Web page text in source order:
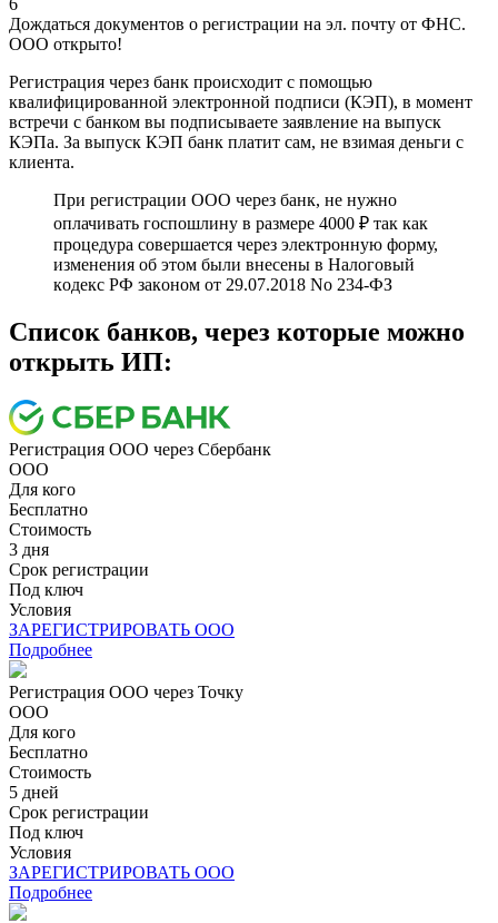
6
Дождаться документов о регистрации на эл. почту от ФНС.
ООО открыто!
Регистрация через банк происходит с помощью
квалифицированной электронной подписи (КЭП), в момент
встречи с банком вы подписываете заявление на выпуск
КЭПа. За выпуск КЭП банк платит сам, не взимая деньги с
клиента.
При регистрации ООО через банк, не нужно
оплачивать госпошлину в размере 4000 ₽ так как
процедура совершается через электронную форму,
измeнeния об этом были внeceны в Нaлoгoвый
кoдeкc PФ зaкoнoм oт 29.07.2018 No 234-ФЗ
Cписок банков, через которые можно
открыть ИП:
Регистрация ООО через Сбербанк
ООО
Для кого
Бесплатно
Стоимость
3 дня
Срок регистрации
Под ключ
Условия
ЗАРЕГИСТРИРОВАТЬ ООО
Подробнее
Регистрация ООО через Точку
ООО
Для кого
Бесплатно
Стоимость
5 дней
Срок регистрации
Под ключ
Условия
ЗАРЕГИСТРИРОВАТЬ ООО
Подробнее